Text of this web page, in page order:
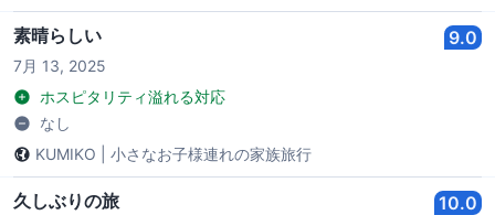
素晴らしい 9.0
7月 13, 2025
ホスピタリティ溢れる対応
なし
KUMIKO
小さなお子様連れの家族旅行
久しぶりの旅 10.0